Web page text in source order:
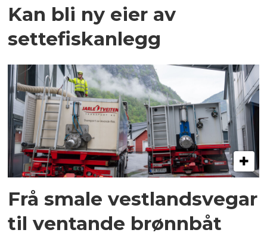
Kan bli ny eier av
settefiskanlegg
Frå smale vestlandsvegar
til ventande brønnbåt